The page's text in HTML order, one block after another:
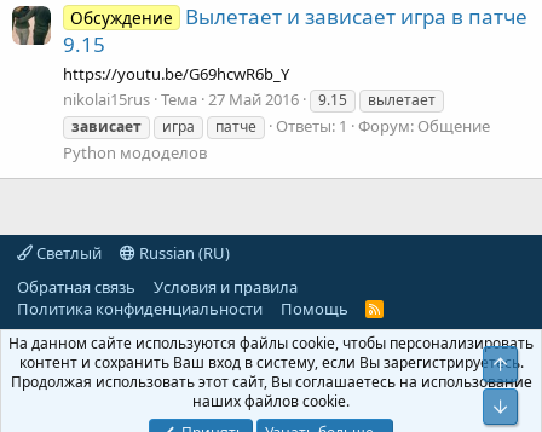
Обсуждение
Вылетает и зависает игра в патче
9.15
https://youtu.be/G69hcwR6b_Y
nikolai15rus Тема 27 Май 2016 9.15
вылетает
зависает
игра патче Ответы: 1 Форум: Общение
Python мододелов
Светлый
Russian (RU)
Обратная связь
Условия и правила
Политика конфиденциальности
Помощь
R
S
На данном сайте используются файлы cookie, чтобы персонализировать
контент и сохранить Ваш вход в систему, если Вы зарегистрируетесь.
Продолжая использовать этот сайт, Вы соглашаетесь на использование
наших файлов cookie.